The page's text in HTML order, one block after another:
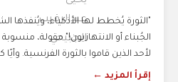
"الثورة يُخطط لها الأذكياء، ويُنفذها
الجُبناء أو الانتهازيون!" مقولة،
لأحد الذين قاموا بالثورة الفرنسية.
إقرأ المزيد ←